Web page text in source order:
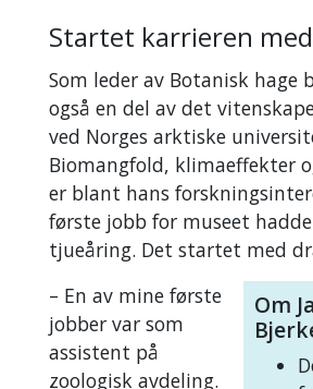
Startet karrieren
Som leder av Botanisk hage
også en del av det
ved Norges arktiske
Biomangfold, klimaeffekter
er blant hans
første jobb for museet
tjueåring. Det startet med
Om
– En av mine første
jobber var som
assistent på
zoologisk avdeling.